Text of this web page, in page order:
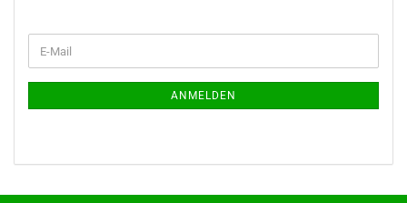
ZUR
E-
Mail
ANMELDEN